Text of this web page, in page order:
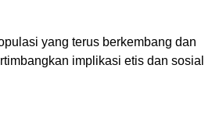
yang terus berkembang dan
implikasi etis dan sosial